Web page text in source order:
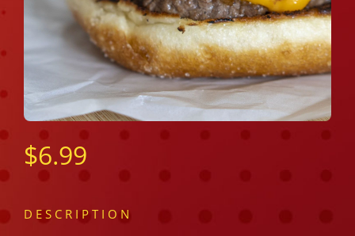
$6.99
DESCRIPTION